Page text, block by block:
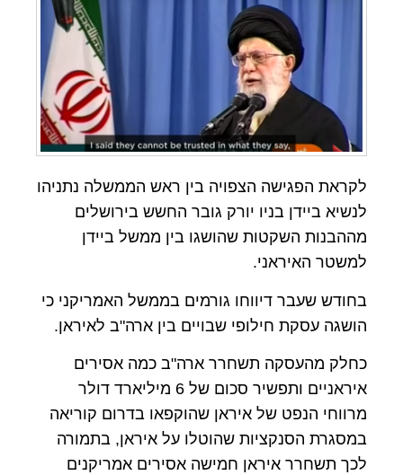
לקראת הפגישה הצפויה בין ראש הממשלה נתניהו
לנשיא ביידן בניו יורק גובר החשש בירושלים
מההבנות השקטות שהושגו בין ממשל ביידן
למשטר האיראני.
בחודש שעבר דיווחו גורמים בממשל האמריקני כי
הושגה עסקת חילופי שבויים בין ארה"ב לאיראן.
כחלק מהעסקה תשחרר ארה"ב כמה אסירים
איראניים ותפשיר סכום של 6 מיליארד דולר
מרווחי הנפט של איראן שהוקפאו בדרום קוריאה
במסגרת הסנקציות שהוטלו על איראן, בתמורה
לכך תשחרר איראן חמישה אסירים אמריקנים